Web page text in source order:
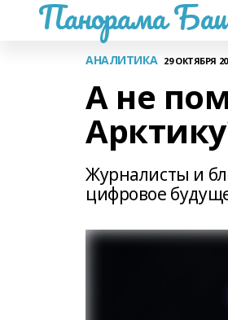
Панорама
АНАЛИТИКА 29 ОКТЯБРЯ
А не
Журналисты и
цифровое